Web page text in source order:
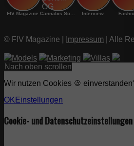
FIV Magazine Interview
© FIV Magazine | Impressum | Alle
Models Marketing
Villas
Nach oben scrollen
Wir nutzen Cookies 🍪
OK Einstellungen
Cookie- und Datenschutzeinstellungen